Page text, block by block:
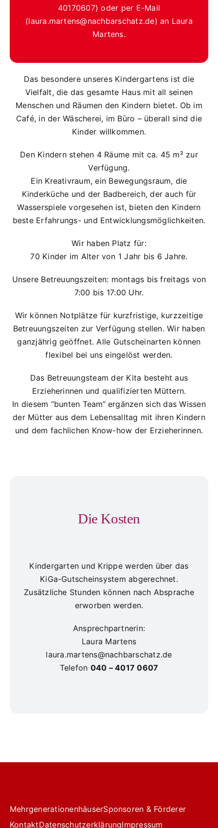
Das besondere unseres Kindergartens ist die
Vielfalt, die das gesamte Haus mit all seinen
Menschen und Räumen den Kindern bietet. Ob im
Café, in der Wäscherei, im Büro – überall sind die
Kinder willkommen.
Den Kindern stehen 4 Räume mit ca. 45 m² zur
Verfügung.
Ein Kreativraum, ein Bewegungsraum, die
Kinderküche und der Badbereich, der auch für
Wasserspiele vorgesehen ist, bieten den Kindern
beste Erfahrungs- und Entwicklungsmöglichkeiten.
Wir haben Platz für:
70 Kinder im Alter von 1 Jahr bis 6 Jahre.
Unsere Betreuungszeiten: montags bis freitags von
7:00 bis 17:00 Uhr.
Wir können Notplätze für kurzfristige, kurzzeitige
Betreuungszeiten zur Verfügung stellen. Wir haben
ganzjährig geöffnet. Alle Gutscheinarten können
flexibel bei uns eingelöst werden.
Das Betreuungsteam der Kita besteht aus
Erzieherinnen und qualifizierten Müttern.
In diesem “bunten Team“ ergänzen sich das Wissen
der Mütter aus dem Lebensalltag mit ihren Kindern
und dem fachlichen Know-how der Erzieherinnen.
Die Kosten
Kindergarten und Krippe werden über das
KiGa-Gutscheinsystem abgerechnet.
Zusätzliche Stunden können nach Absprache
erworben werden.
Ansprechpartnerin:
Laura Martens
laura.martens@nachbarschatz.de
Telefon 040 – 4017 0607
40170607) oder per E-Mail
(laura.martens@nachbarschatz.de) an Laura
Martens.
MehrgenerationenhäuserSponsoren & Förderer
KontaktDatenschutzerklärungImpressum